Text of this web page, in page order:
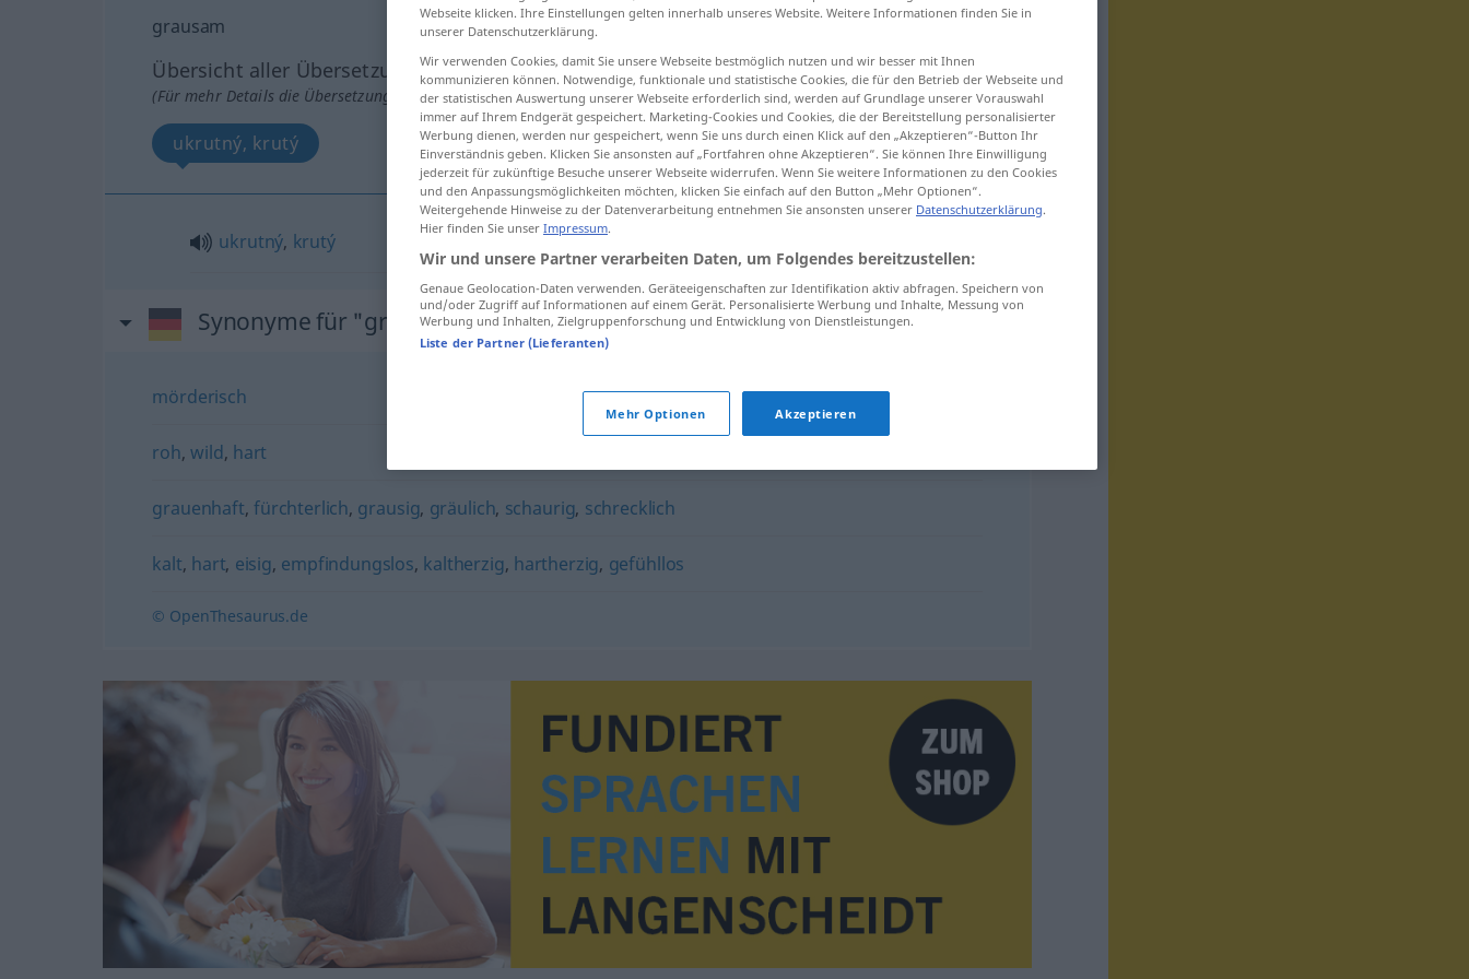
grausam
Übersicht aller Übersetzungen
(Für mehr Details die Übersetzung anklicken/antippen)
ukrutný, krutý
ukrutný, krutý
Synonyme für "grausam"
mörderisch
roh,wild, hart
grauenhaft,fürchterlich, grausig, gräulich, schaurig, schrecklich
kalt, hart, eisig, empfindungslos, kaltherzig, hartherzig, gefühllos
© OpenThesaurus.de
Webseite klicken. Ihre Einstellungen gelten innerhalb unseres Website. Weitere Informationen finden Sie in
unserer Datenschutzerklärung.
Wir verwenden Cookies, damit Sie unsere Webseite bestmöglich nutzen und wir besser mit Ihnen
kommunizieren können. Notwendige, funktionale und statistische Cookies, die für den Betrieb der Webseite und
der statistischen Auswertung unserer Webseite erforderlich sind, werden auf Grundlage unserer Vorauswahl
immer auf Ihrem Endgerät gespeichert. Marketing-Cookies und Cookies, die der Bereitstellung personalisierter
Werbung dienen, werden nur gespeichert, wenn Sie uns durch einen Klick auf den „Akzeptieren“-Button Ihr
Einverständnis geben. Klicken Sie ansonsten auf „Fortfahren ohne Akzeptieren“. Sie können Ihre Einwilligung
jederzeit für zukünftige Besuche unserer Webseite widerrufen. Wenn Sie weitere Informationen zu den Cookies
und den Anpassungsmöglichkeiten möchten, klicken Sie einfach auf den Button „Mehr Optionen“.
Weitergehende Hinweise zu der Datenverarbeitung entnehmen Sie ansonsten unserer Datenschutzerklärung.
Hier finden Sie unser Impressum.
Wir und unsere Partner verarbeiten Daten, um Folgendes bereitzustellen:
Genaue Geolocation-Daten verwenden. Geräteeigenschaften zur Identifikation aktiv abfragen. Speichern von
und/oder Zugriff auf Informationen auf einem Gerät. Personalisierte Werbung und Inhalte, Messung von
Werbung und Inhalten, Zielgruppenforschung und Entwicklung von Dienstleistungen.
Liste der Partner (Lieferanten)
Mehr Optionen Akzeptieren